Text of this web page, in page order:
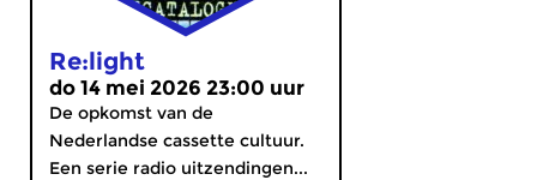
Re:light
do 14 mei 2026 23:00 uur
De opkomst van de
Nederlandse cassette cultuur.
Een serie radio uitzendingen...